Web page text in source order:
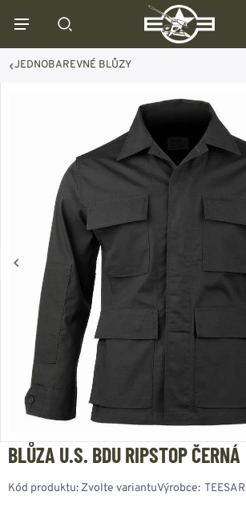
JEDNOBAREVNÉ BLŮZY
BLŮZA U.S. BDU RIPSTOP ČERNÁ
Kód produktu: Zvolte variantuVýrobce: TEESAR